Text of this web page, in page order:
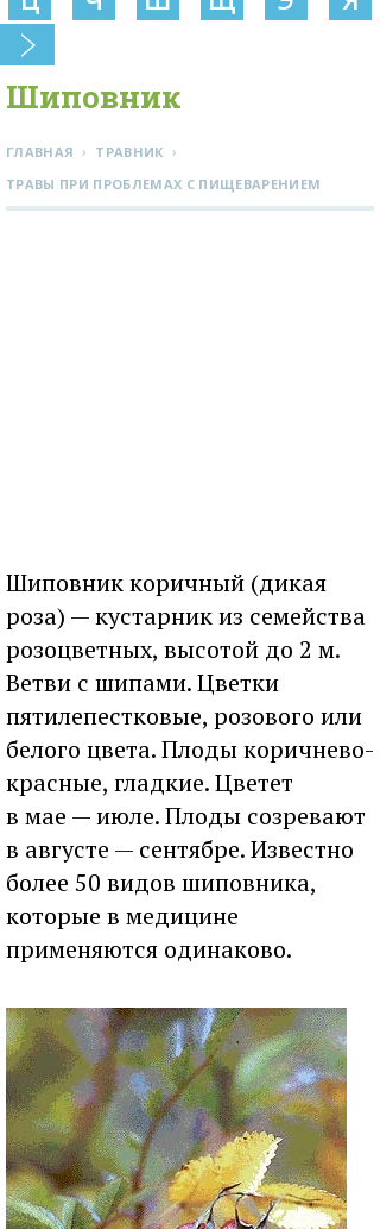
Шиповник
ГЛАВНАЯ › ТРАВНИК ›
ТРАВЫ ПРИ ПРОБЛЕМАХ С ПИЩЕВАРЕНИЕМ
Шиповник коричный (дикая
роза) — кустарник из семейства
розоцветных, высотой до 2 м.
Ветви с шипами. Цветки
пятилепестковые, розового или
белого цвета. Плоды коричнево-
красные, гладкие. Цветет
в мае — июле. Плоды созревают
в августе — сентябре. Известно
более 50 видов шиповника,
которые в медицине
применяются одинаково.